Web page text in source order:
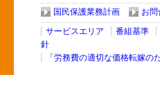
国民保護業務計画
お問
サービスエリア
番組基準
針
「労務費の適切な価格転嫁の